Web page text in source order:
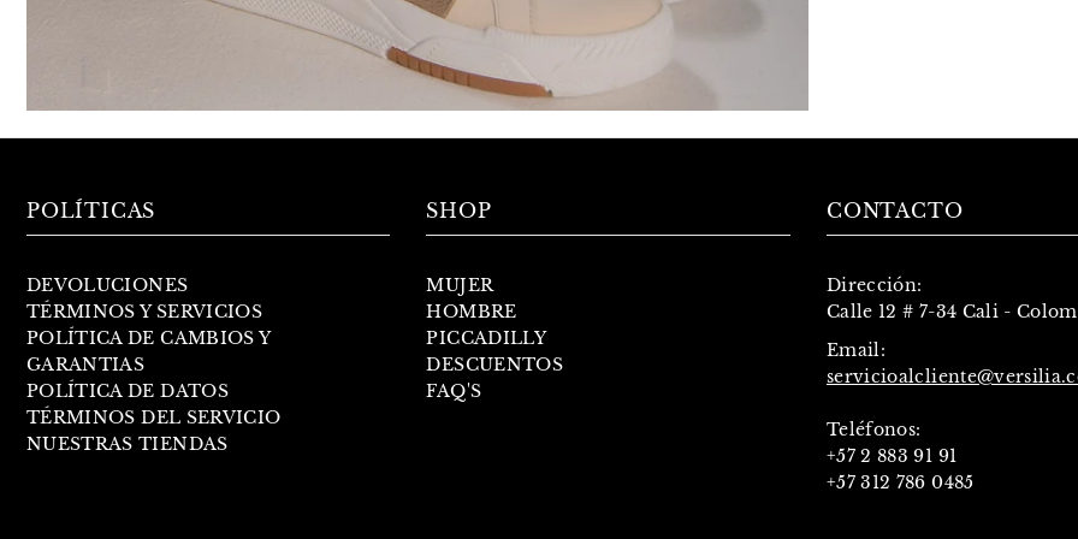
POLÍTICAS
DEVOLUCIONES
TÉRMINOS Y SERVICIOS
POLÍTICA DE CAMBIOS Y
GARANTIAS
POLÍTICA DE DATOS
TÉRMINOS DEL SERVICIO
NUESTRAS TIENDAS
SHOP
MUJER
HOMBRE
PICCADILLY
DESCUENTOS
FAQ'S
CONTACTO
Dirección:
Calle 12 # 7-34 Cali -
Email:
Teléfonos:
+57 2 883 91 91
+57 312 786 0485